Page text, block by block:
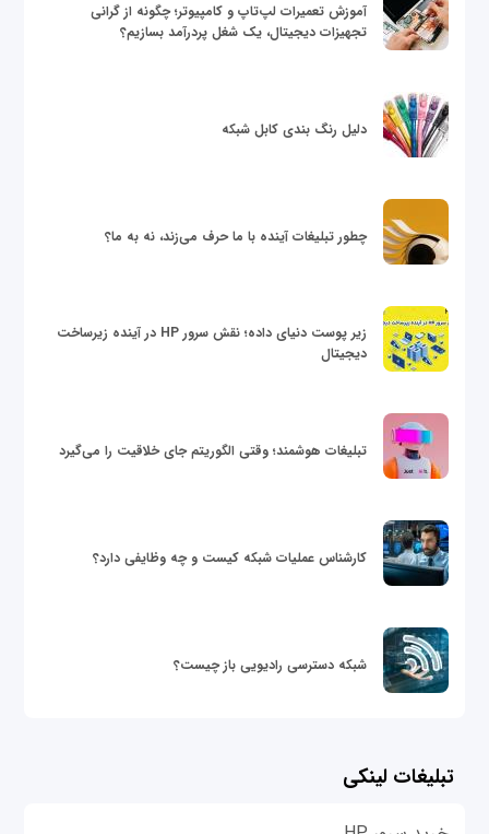
آموزش تعمیرات لپ‌تاپ و کامپیوتر؛ چگونه از گرانی
تجهیزات دیجیتال، یک شغل پردرآمد بسازیم؟
دلیل رنگ بندی کابل شبکه
چطور تبلیغات آینده با ما حرف می‌زند، نه به ما؟
زیر پوست دنیای داده؛ نقش سرور HP در آینده زیرساخت
دیجیتال
تبلیغات هوشمند؛ وقتی الگوریتم جای خلاقیت را می‌گیرد
کارشناس عملیات شبکه کیست و چه وظایفی دارد؟
شبکه دسترسی رادیویی باز چیست؟
تبلیغات لینکی